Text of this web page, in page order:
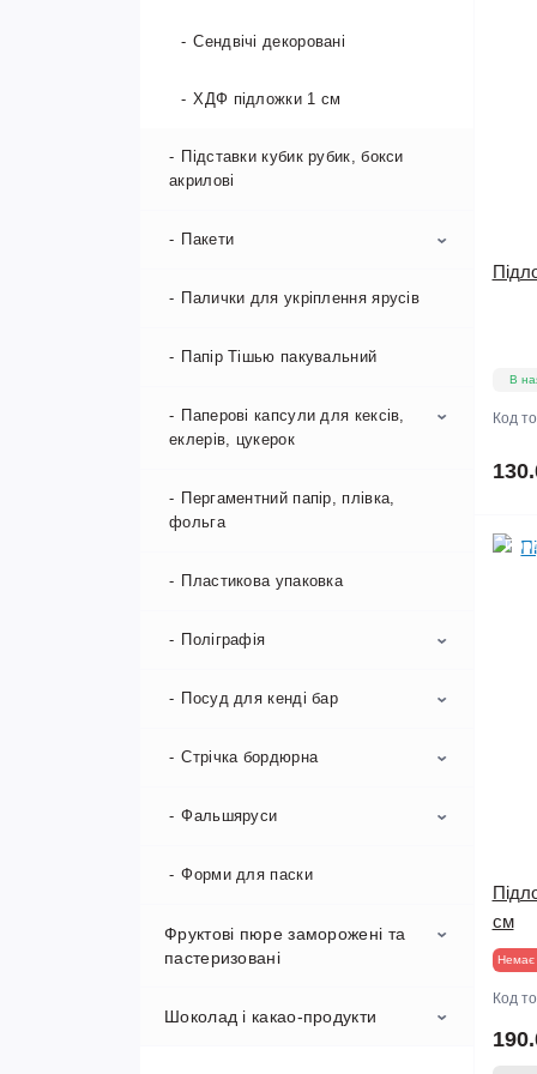
Фігурки "Щенячий патруль"
Сендвічі декоровані
ХДФ підложки 1 см
Підставки кубик рубик, бокси
акрилові
Пакети
Для пряників
ЗІП пакети
Пакети КРАФТ
Палички для укріплення ярусів
Папір Тішью пакувальний
Паперові капсули для кексів,
еклерів, цукерок
Капсули для еклерів
міні кексів, цукерок.
Пергаментний папір, плівка,
фольга
Пластикова упаковка
Поліграфія
Бірки
Листівки
Наліпки
Наліпки самоклейка
Посуд для кенді бар
Палички для ескімо
Посуд для десертів
Стакани
Шпажки ложечки вилки
Стрічка бордюрна
40 мкм
83 мкм
Фальшяруси
Пінопластові кулі та конуси .
Форми для паски
Фруктові пюре заморожені та
пастеризовані
Crops
Шоколад і какао-продукти
В
Код
см
Немає
Код